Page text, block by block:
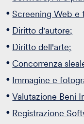
Screening Web e
Diritto d'autore;
Diritto dell'arte;
Concorrenza
Immagine e
Valutazione Beni
Registrazione